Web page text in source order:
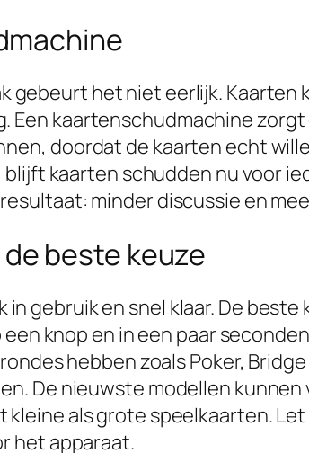
gebeurt het niet eerlijk. Kaarten
kaartenschudmachine
doordat de kaarten echt
kaarten schudden nu voor
minder discussie en
beste keuze
gebruik en snel klaar. De
knop en in een paar
hebben zoals Poker,
De nieuwste modellen
als grote speelkaarten.
het apparaat.